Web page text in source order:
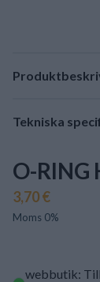
Tekniska
O-RING
3,70 €
Moms 0%
webbutik: